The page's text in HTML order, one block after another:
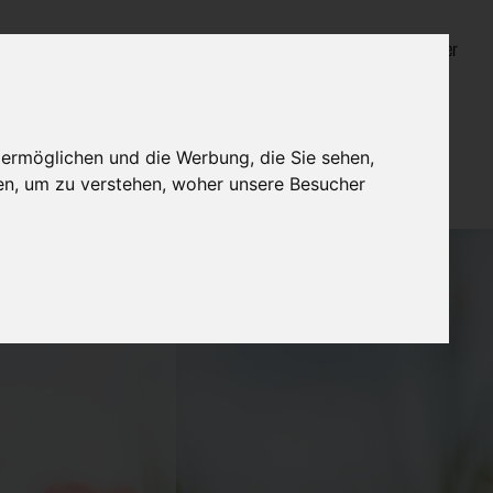
und die Werbung, die Sie sehen,
um zu verstehen, woher unsere Besucher
Login für Bestatter